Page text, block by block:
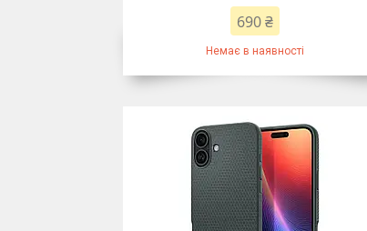
690 ₴
Немає в наявності